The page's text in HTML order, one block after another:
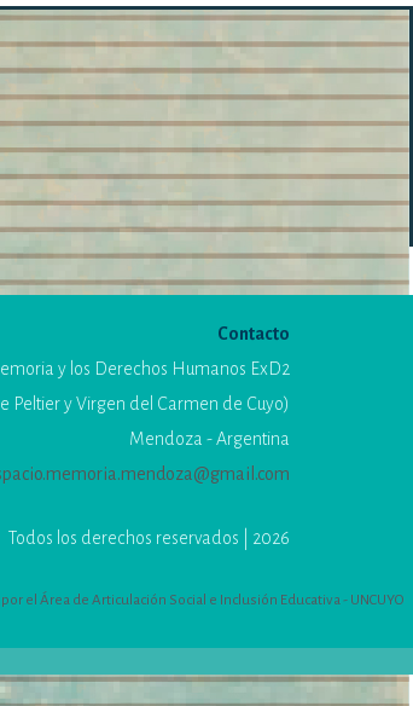
Contacto
y los Derechos Humanos ExD2
Peltier y Virgen del Carmen de Cuyo)
Mendoza - Argentina
Todos los derechos reservados | 2026
el Área de Articulación Social e Inclusión Educativa - UNCUYO